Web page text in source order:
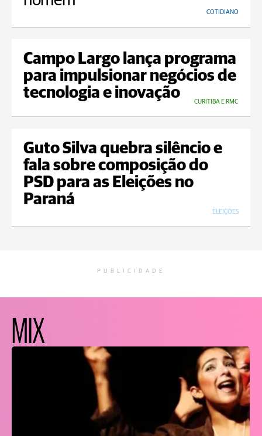
COTIDIANO
Campo Largo lança programa
para impulsionar negócios de
tecnologia e inovação
CURITIBA E RMC
Guto Silva quebra silêncio e
fala sobre composição do
PSD para as Eleições no
Paraná
ELEIÇÕES
PUBLICIDADE
MIX